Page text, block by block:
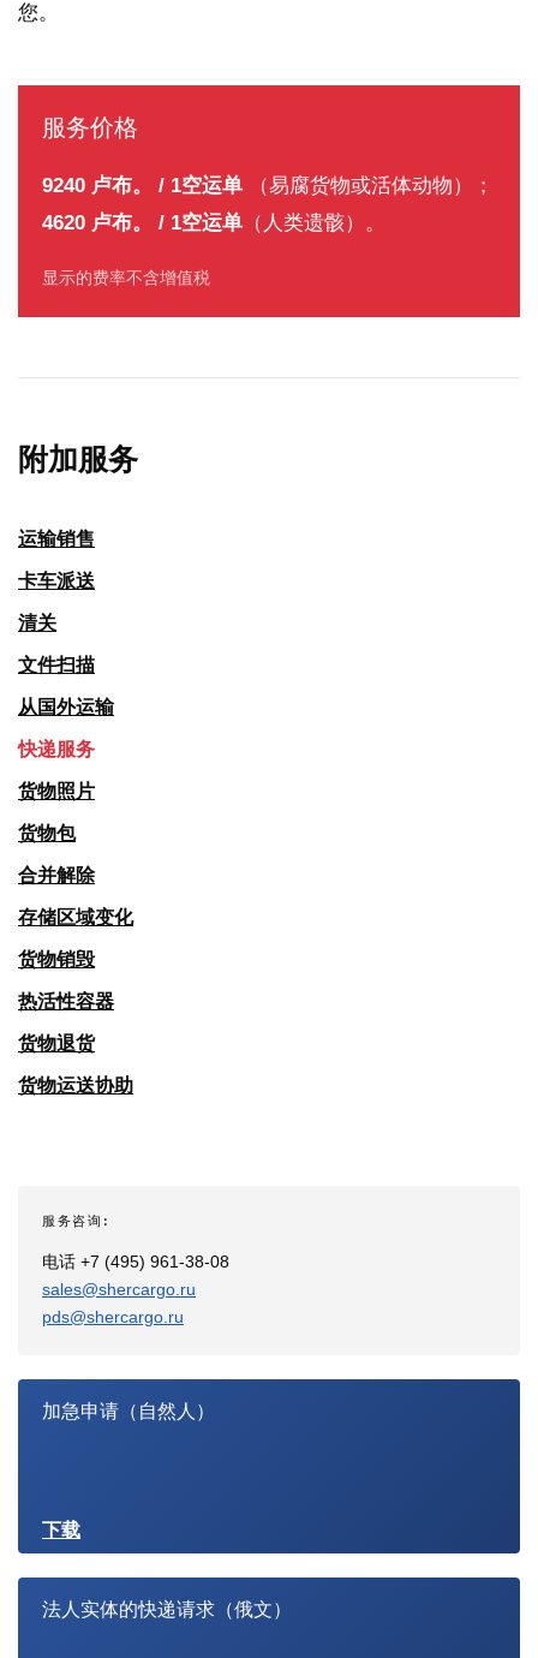
您。
服务价格
9240 卢布。 / 1空运单
（易腐货物或活体动物）；
4620 卢布。 / 1空运单 （人类遗骸）。
显示的费率不含增值税
附加服务
运输销售
卡车派送
清关
文件扫描
从国外运输
快递服务
货物照片
货物包
合并解除
存储区域变化
货物销毁
热活性容器
货物退货
货物运送协助
服务咨询:
电话 +7 (495) 961-38-08
sales@shercargo.ru
pds@shercargo.ru
加急申请（自然人）
下载
法人实体的快递请求（俄文）